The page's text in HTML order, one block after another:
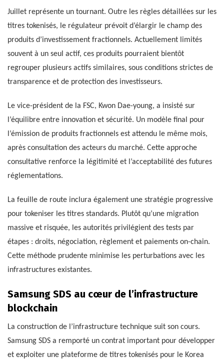
Juillet représente un tournant. Outre les règles détaillées sur les
titres tokenisés, le régulateur prévoit d’élargir le champ des
produits d’investissement fractionnels. Actuellement limités
souvent à un seul actif, ces produits pourraient bientôt
regrouper plusieurs actifs similaires, sous conditions strictes de
transparence et de protection des investisseurs.
Le vice-président de la FSC, Kwon Dae-young, a insisté sur
l’équilibre entre innovation et sécurité. Un modèle final pour
l’émission de produits fractionnels est attendu le même mois,
après consultation des acteurs du marché. Cette approche
consultative renforce la légitimité et l’acceptabilité des futures
réglementations.
La feuille de route inclura également une stratégie progressive
pour tokeniser les titres standards. Plutôt qu’une migration
massive et risquée, les autorités privilégient des tests par
étapes : droits, négociation, règlement et paiements on-chain.
Cette méthode prudente minimise les perturbations avec les
infrastructures existantes.
Samsung SDS au cœur de l’infrastructure
blockchain
La construction de l’infrastructure technique suit son cours.
Samsung SDS a remporté un contrat important pour développer
et exploiter une plateforme de titres tokenisés pour le Korea